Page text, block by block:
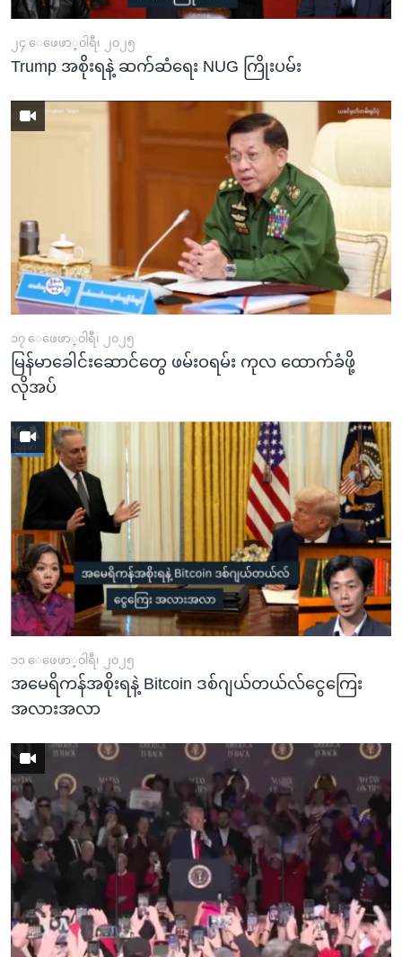
၂၄ ေဖေဖာ္၀ါရီ၊ ၂၀၂၅
Trump အစိုးရနဲ့ ဆက်ဆံရေး NUG ကြိုးပမ်း
၁၇ ေဖေဖာ္၀ါရီ၊ ၂၀၂၅
မြန်မာခေါင်းဆောင်တွေ ဖမ်းဝရမ်း ကုလ ထောက်ခံဖို့
လိုအပ်
၁၁ ေဖေဖာ္၀ါရီ၊ ၂၀၂၅
အမေရိကန်အစိုးရနဲ့ Bitcoin ဒစ်ဂျယ်တယ်လ်ငွေကြေး
အလားအလာ